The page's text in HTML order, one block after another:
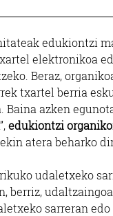
edukiontzi
elektronikoa
Beraz,
txartel berria
azken
edukiontzi
atera beharko
udaletxeko
berriz,
sarreran